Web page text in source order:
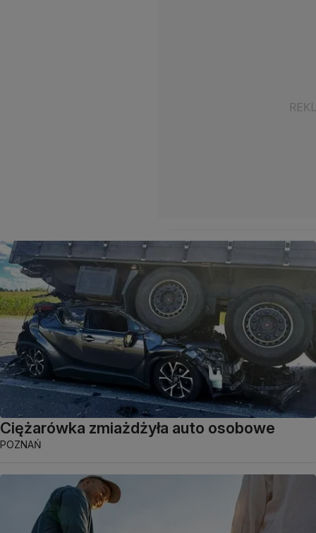
Ciężarówka zmiażdżyła auto osobowe
POZNAŃ